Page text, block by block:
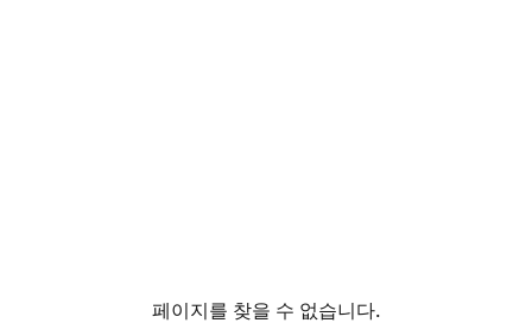
페이지를 찾을 수 없습니다.